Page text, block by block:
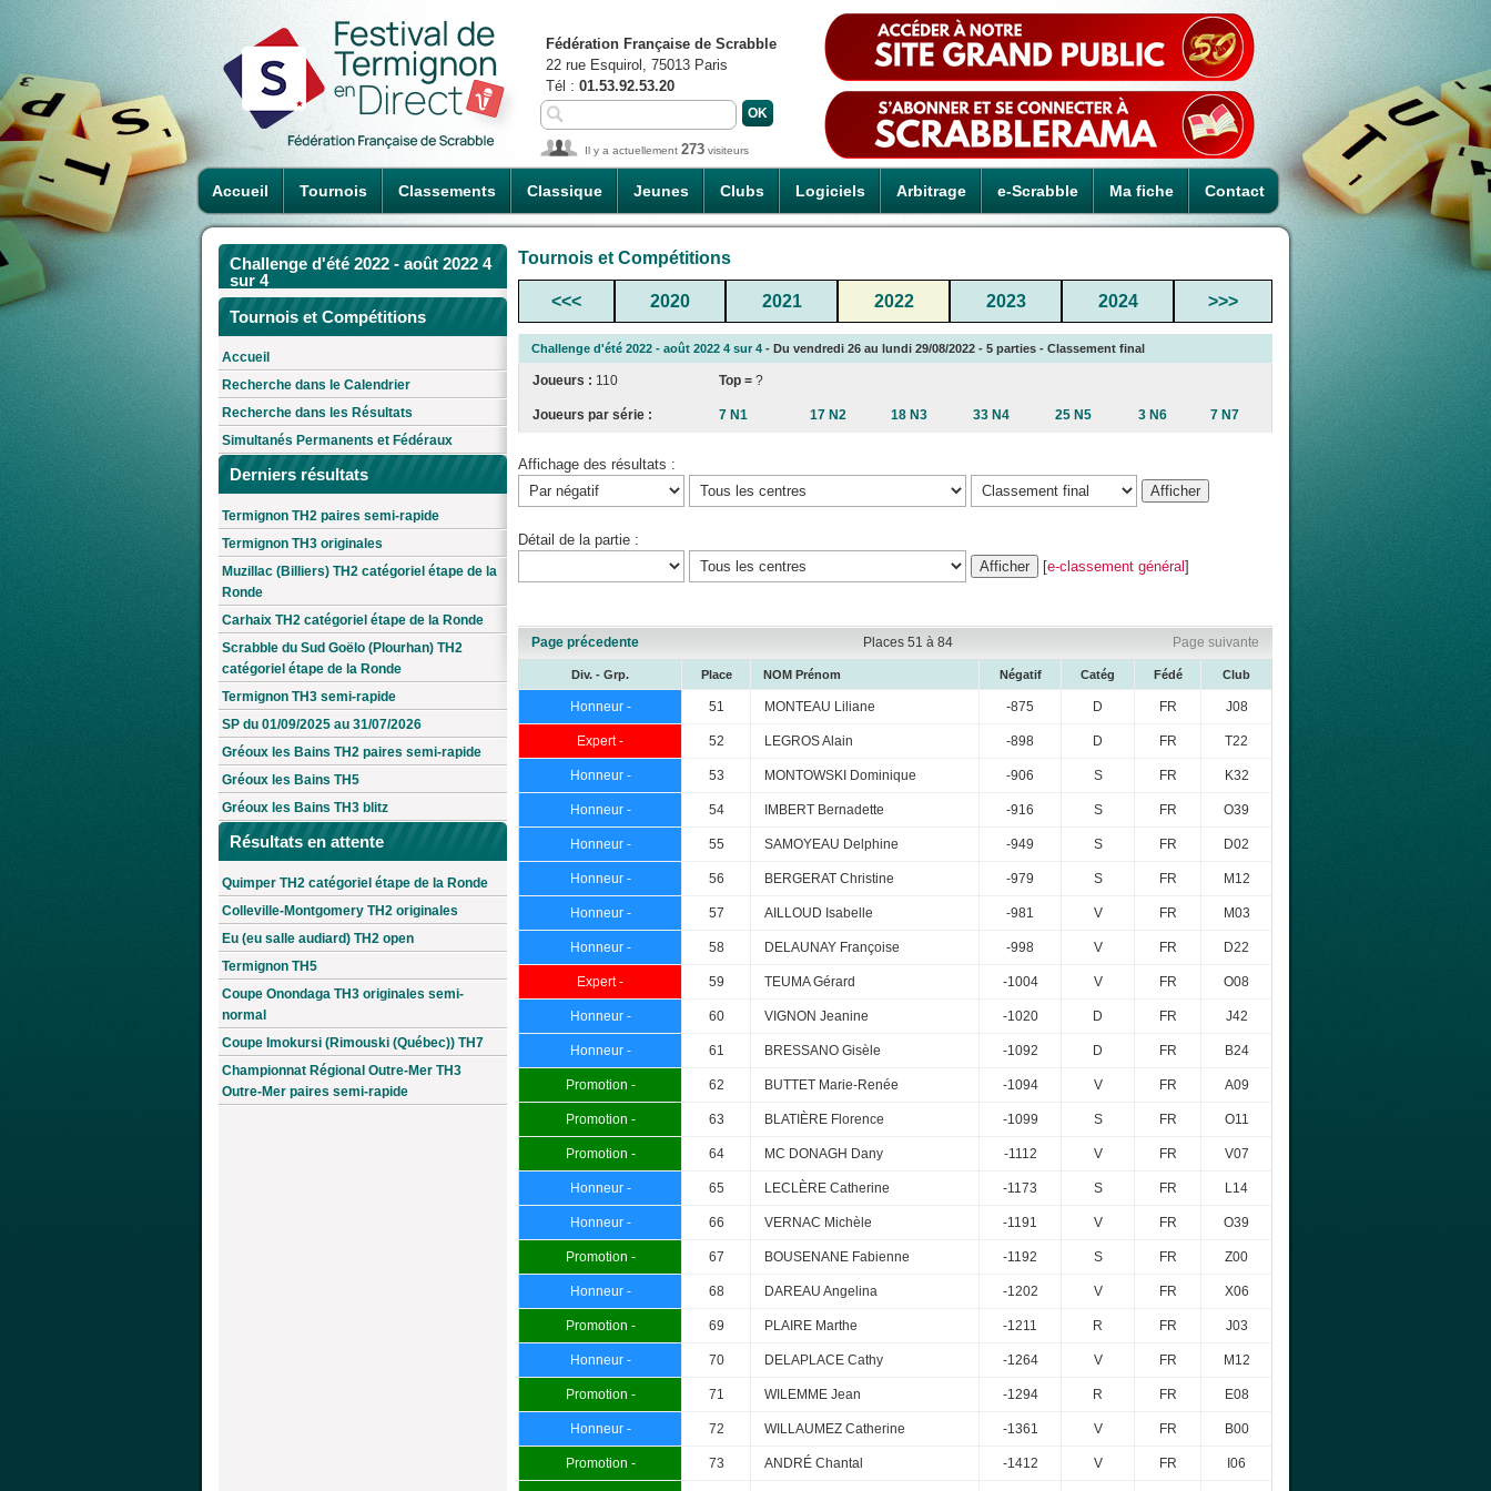
Accueil Tournois Classements Classique Jeunes Clubs Logiciels Arbitrage e-Scrabble Ma fiche Contact
Fédération Française de Scrabble
22 rue Esquirol, 75013 Paris
Tél : 01.53.92.53.20
Il y a actuellement 273 visiteurs
Challenge d'été 2022 - août 2022 4
sur 4
Tournois et Compétitions
Accueil
Recherche dans le Calendrier
Recherche dans les Résultats
Simultanés Permanents et Fédéraux
Derniers résultats
Termignon TH2 paires semi-rapide
Termignon TH3 originales
Muzillac (Billiers) TH2 catégoriel étape de la
Ronde
Carhaix TH2 catégoriel étape de la Ronde
Scrabble du Sud Goëlo (Plourhan) TH2
catégoriel étape de la Ronde
Termignon TH3 semi-rapide
SP du 01/09/2025 au 31/07/2026
Gréoux les Bains TH2 paires semi-rapide
Gréoux les Bains TH5
Gréoux les Bains TH3 blitz
Résultats en attente
Quimper TH2 catégoriel étape de la Ronde
Colleville-Montgomery TH2 originales
Eu (eu salle audiard) TH2 open
Termignon TH5
Coupe Onondaga TH3 originales semi-
normal
Coupe Imokursi (Rimouski (Québec)) TH7
Championnat Régional Outre-Mer TH3
Outre-Mer paires semi-rapide
Tournois et Compétitions
<<< 2020 2021 2022 2023 2024 >>>
Challenge d'été 2022 - août 2022 4 sur 4 - Du vendredi 26 au lundi 29/08/2022 - 5 parties - Classement final
Joueurs : 110 Top = ?
Joueurs par série : 7 N1 17 N2 18 N3 33 N4 25 N5 3 N6 7 N7
Affichage des résultats :
Détail de la partie :
[e-classement général ]
Page précedente Places 51 à 84 Page suivante
Div. - Grp. Place NOM Prénom Négatif Catég Fédé Club
Honneur - 51 MONTEAU Liliane -875 D FR J08
Expert - 52 LEGROS Alain -898 D FR T22
Honneur - 53 MONTOWSKI Dominique -906 S FR K32
Honneur - 54 IMBERT Bernadette -916 S FR O39
Honneur - 55 SAMOYEAU Delphine -949 S FR D02
Honneur - 56 BERGERAT Christine -979 S FR M12
Honneur - 57 AILLOUD Isabelle -981 V FR M03
Honneur - 58 DELAUNAY Françoise -998 V FR D22
Expert - 59 TEUMA Gérard -1004 V FR O08
Honneur - 60 VIGNON Jeanine -1020 D FR J42
Honneur - 61 BRESSANO Gisèle -1092 D FR B24
Promotion - 62 BUTTET Marie-Renée -1094 V FR A09
Promotion - 63 BLATIÈRE Florence -1099 S FR O11
Promotion - 64 MC DONAGH Dany -1112 V FR V07
Honneur - 65 LECLÈRE Catherine -1173 S FR L14
Honneur - 66 VERNAC Michèle -1191 V FR O39
Promotion - 67 BOUSENANE Fabienne -1192 S FR Z00
Honneur - 68 DAREAU Angelina -1202 V FR X06
Promotion - 69 PLAIRE Marthe -1211 R FR J03
Honneur - 70 DELAPLACE Cathy -1264 V FR M12
Promotion - 71 WILEMME Jean -1294 R FR E08
Honneur - 72 WILLAUMEZ Catherine -1361 V FR B00
Promotion - 73 ANDRÉ Chantal -1412 V FR I06